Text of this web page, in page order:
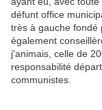
défunt office
très à gauche fondé
également
j'animais, celle de
responsabilité
communistes.